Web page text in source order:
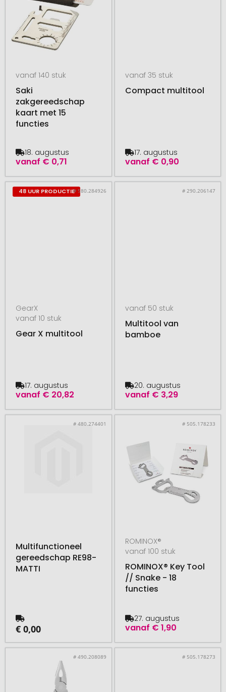
vanaf 140 stuk
Saki
zakgereedschap
kaart met 15
functies
vanaf € 0,71
18. augustus
vanaf 35 stuk
Compact multitool
vanaf € 0,90
17. augustus
48 UUR PRODUCTIE# 580.284926
GearX
vanaf 10 stuk
Gear X multitool
vanaf € 20,82
17. augustus
# 290.206147
vanaf 50 stuk
Multitool van
bamboe
vanaf € 3,29
20. augustus
# 480.274401
Multifunctioneel
gereedschap RE98-
MATTI
€ 0,00
# 505.178233
ROMINOX®
vanaf 100 stuk
ROMINOX® Key Tool
// Snake - 18
functies
vanaf € 1,90
27. augustus
# 490.208089 # 505.178273